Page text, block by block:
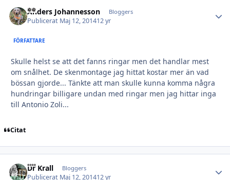
Anders Johannesson Bloggers
Publicerat Maj 12, 201412 yr
FÖRFATTARE
Skulle helst se att det fanns ringar men det handlar mest
om snålhet. De skenmontage jag hittat kostar mer än vad
bössan gjorde... Tänkte att man skulle kunna komma några
hundringar billigare undan med ringar men jag hittar inga
till Antonio Zoli...
Citat
Dr Krall Bloggers
Publicerat Maj 12, 201412 yr